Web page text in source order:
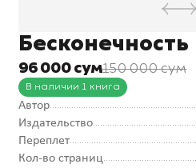
Бесконечность
96 000 сум150 000 сум
В наличии 1 книга
Автор
Издательство
Переплет
Кол-во страниц